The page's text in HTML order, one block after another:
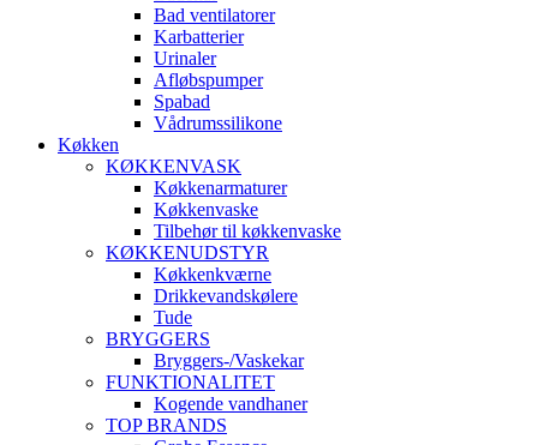
Bad ventilatorer
Karbatterier
Urinaler
Afløbspumper
Spabad
Vådrumssilikone
Køkken
KØKKENVASK
Køkkenarmaturer
Køkkenvaske
Tilbehør til køkkenvaske
KØKKENUDSTYR
Køkkenkværne
Drikkevandskølere
Tude
BRYGGERS
Bryggers-/Vaskekar
FUNKTIONALITET
Kogende vandhaner
TOP BRANDS